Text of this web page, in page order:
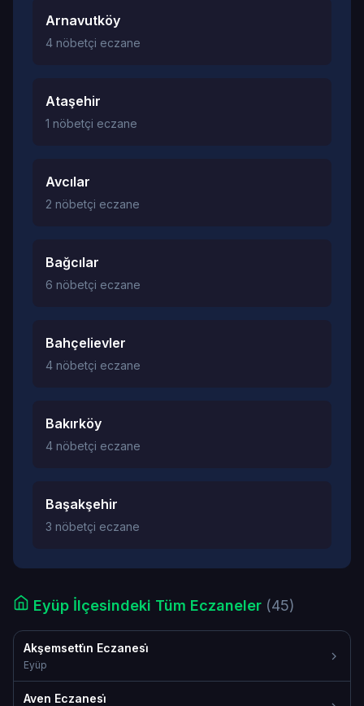
Arnavutköy
4 nöbetçi eczane
Ataşehir
1 nöbetçi eczane
Avcılar
2 nöbetçi eczane
Bağcılar
6 nöbetçi eczane
Bahçelievler
4 nöbetçi eczane
Bakırköy
4 nöbetçi eczane
Başakşehir
3 nöbetçi eczane
Eyüp İlçesindeki Tüm Eczaneler (45)
Akşemsetti̇n Eczanesi̇
Eyüp
Aven Eczanesi̇